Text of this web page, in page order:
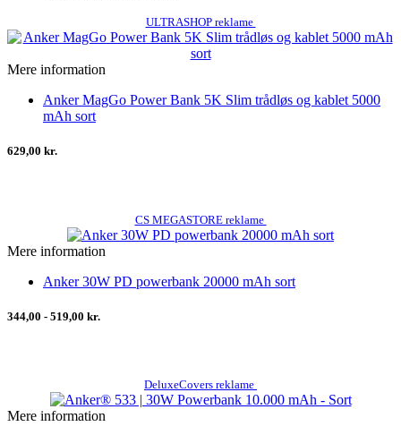
ULTRASHOP reklame
Mere information
Anker MagGo Power Bank 5K Slim trådløs og kablet 5000
mAh sort
629,00 kr.
CS MEGASTORE reklame
Mere information
Anker 30W PD powerbank 20000 mAh sort
344,00 - 519,00 kr.
DeluxeCovers reklame
Mere information